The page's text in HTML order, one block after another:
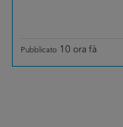
Pubblicato 10 ora fà